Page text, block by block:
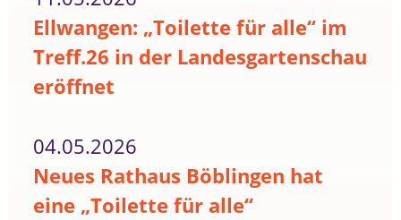
Ellwangen: „Toilette für alle“ im
Treff.26 in der Landesgartenschau
eröffnet
04.05.2026
Neues Rathaus Böblingen hat
eine „Toilette für alle“